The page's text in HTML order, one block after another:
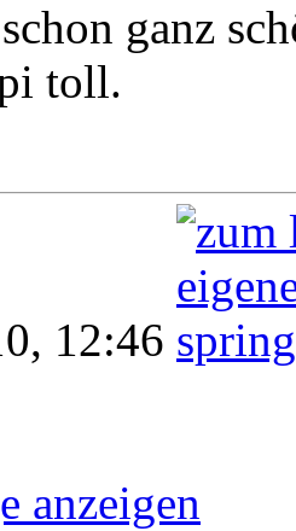
ganz
toll.
12:46
anzeigen